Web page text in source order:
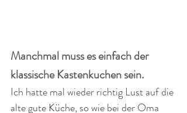
Manchmal muss es einfach der
klassische Kastenkuchen sein.
Ich hatte mal wieder richtig Lust auf die
alte gute Küche, so wie bei der Oma